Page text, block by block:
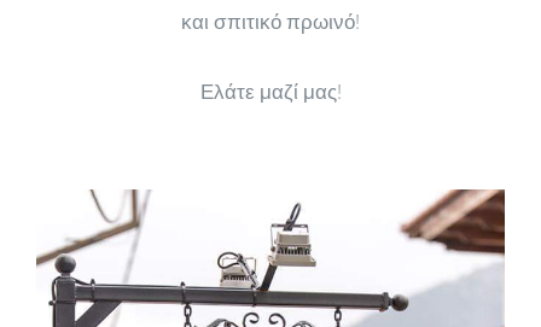
και σπιτικό πρωινό!
Ελάτε μαζί μας!